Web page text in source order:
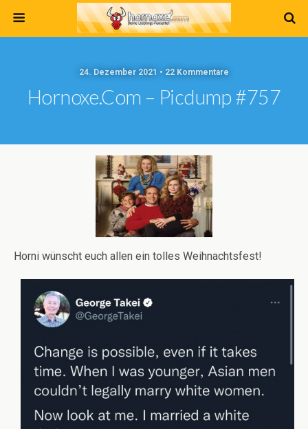
24. Dezember 2021 • 22 Kommentare
Hornoxe.com – Picdump #757
Horni wünscht euch allen ein tolles Weihnachtsfest!